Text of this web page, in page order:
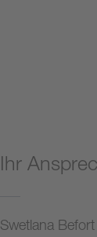
Ihr
Swetlana Befort